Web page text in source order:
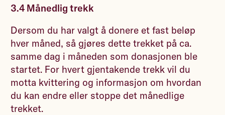
3.4 Månedlig trekk
Dersom du har valgt å donere et fast beløp
hver måned, så gjøres dette trekket på ca.
samme dag i måneden som donasjonen ble
startet. For hvert gjentakende trekk vil du
motta kvittering og informasjon om hvordan
du kan endre eller stoppe det månedlige
trekket.